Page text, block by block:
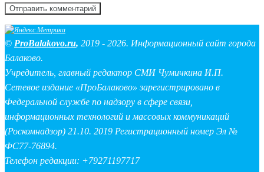
© ProBalakovo.ru, 2019 - 2026. Информационный сайт города
Балаково.
Учредитель, главный редактор СМИ Чумичкина И.П.
Сетевое издание «ПроБалаково» зарегистрировано в
Федеральной службе по надзору в сфере связи,
информационных технологий и массовых коммуникаций
(Роскомнадзор) 21.10. 2019 Регистрационный номер Эл №
ФС77-76894.
Телефон редакции: +79271197717